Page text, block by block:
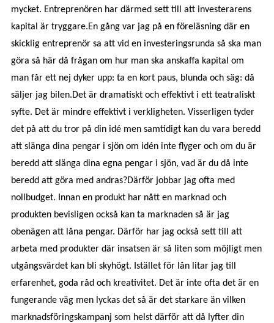
mycket. Entreprenören har därmed sett till att investerarens
kapital är tryggare.En gång var jag på en föreläsning där en
skicklig entreprenör sa att vid en investeringsrunda så ska man
göra så här då frågan om hur man ska anskaffa kapital om
man får ett nej dyker upp: ta en kort paus, blunda och säg: då
säljer jag bilen.Det är dramatiskt och effektivt i ett teatraliskt
syfte. Det är mindre effektivt i verkligheten. Visserligen tyder
det på att du tror på din idé men samtidigt kan du vara beredd
att slänga dina pengar i sjön om idén inte flyger och om du är
beredd att slänga dina egna pengar i sjön, vad är du då inte
beredd att göra med andras?Därför jobbar jag ofta med
nollbudget. Innan en produkt har nått en marknad och
produkten bevisligen också kan ta marknaden så är jag
obenägen att låna pengar. Därför har jag också sett till att
arbeta med produkter där insatsen är så liten som möjligt men
utgångsvärdet kan bli skyhögt. Istället för lån litar jag till
erfarenhet, goda råd och kreativitet. Det är inte ofta det är en
fungerande väg men lyckas det så är det starkare än vilken
marknadsföringskampanj som helst därför att då lyfter din